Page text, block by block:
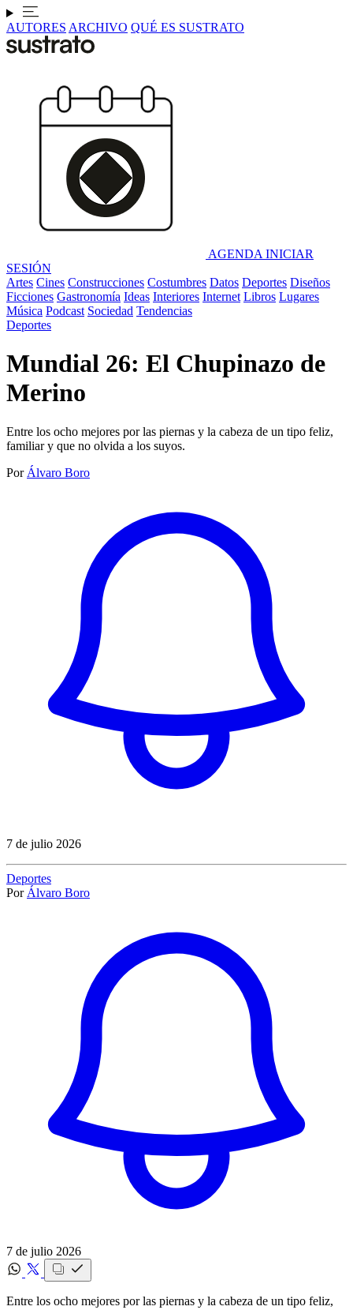
AUTORES ARCHIVO QUÉ ES SUSTRATO
AGENDA INICIAR
SESIÓN
Artes Cines Construcciones Costumbres Datos Deportes Diseños
Ficciones Gastronomía Ideas Interiores Internet Libros Lugares
Música Podcast Sociedad Tendencias
Deportes
Mundial 26: El Chupinazo de
Merino
Entre los ocho mejores por las piernas y la cabeza de un tipo feliz,
familiar y que no olvida a los suyos.
Por Álvaro Boro
7 de julio 2026
Deportes
Por Álvaro Boro
7 de julio 2026
Entre los ocho mejores por las piernas y la cabeza de un tipo feliz,